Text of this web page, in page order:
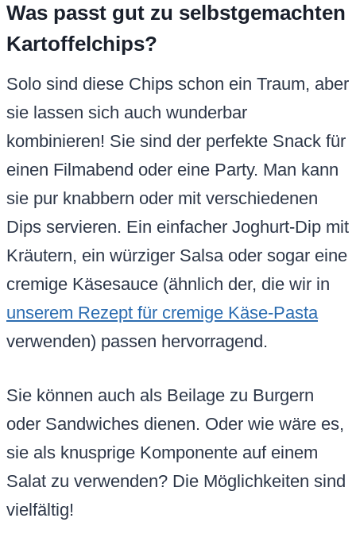
Was passt gut zu selbstgemachten
Kartoffelchips?
Solo sind diese Chips schon ein Traum, aber
sie lassen sich auch wunderbar
kombinieren! Sie sind der perfekte Snack für
einen Filmabend oder eine Party. Man kann
sie pur knabbern oder mit verschiedenen
Dips servieren. Ein einfacher Joghurt-Dip mit
Kräutern, ein würziger Salsa oder sogar eine
cremige Käsesauce (ähnlich der, die wir in
unserem Rezept für cremige Käse-Pasta
verwenden) passen hervorragend.
Sie können auch als Beilage zu Burgern
oder Sandwiches dienen. Oder wie wäre es,
sie als knusprige Komponente auf einem
Salat zu verwenden? Die Möglichkeiten sind
vielfältig!